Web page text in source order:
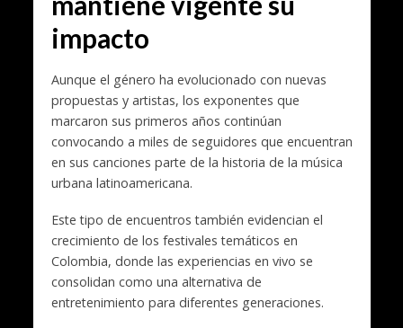
impacto
Aunque el género ha evolucionado con nuevas
propuestas y artistas, los exponentes que
marcaron sus primeros años continúan
convocando a miles de seguidores que encuentran
en sus canciones parte de la historia de la música
urbana latinoamericana.
Este tipo de encuentros también evidencian el
crecimiento de los festivales temáticos en
Colombia, donde las experiencias en vivo se
consolidan como una alternativa de
entretenimiento para diferentes generaciones.